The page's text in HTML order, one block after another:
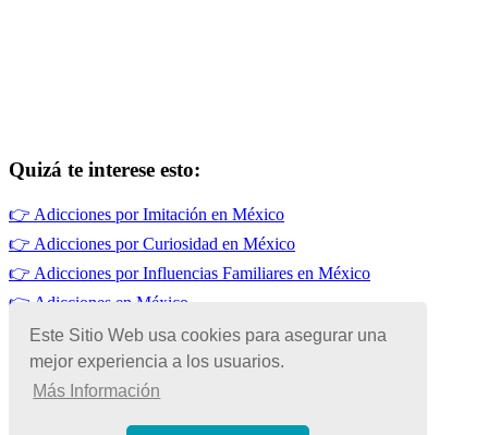
Este Sitio Web usa cookies para asegurar una
mejor experiencia a los usuarios.
Más Información
Quizá te interese esto:
👉 Adicciones por Imitación en México
👉 Adicciones por Curiosidad en México
👉 Adicciones por Influencias Familiares en México
👉 Adicciones en México
👉Adicciones por Falta de Sueño
👉Adicciones por Falta de Habilidades Sociales en México
© Copyright 2026 | Todos los Derechos Reservados